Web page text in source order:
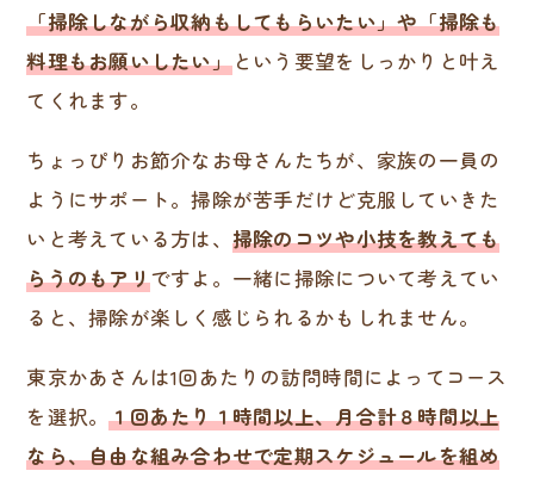
「掃除しながら収納もしてもらいたい」や「掃除も
料理もお願いしたい」という要望をしっかりと叶え
てくれます。
ちょっぴりお節介なお母さんたちが、家族の一員の
ようにサポート。掃除が苦手だけど克服していきた
いと考えている方は、 掃除のコツや小技を教えても
らうのもアリですよ。一緒に掃除について考えてい
ると、掃除が楽しく感じられるかもしれません。
東京かあさんは1回あたりの訪問時間によってコース
を選択。１回あたり１時間以上、月合計８時間以上
なら、自由な組み合わせで定期スケジュールを組め